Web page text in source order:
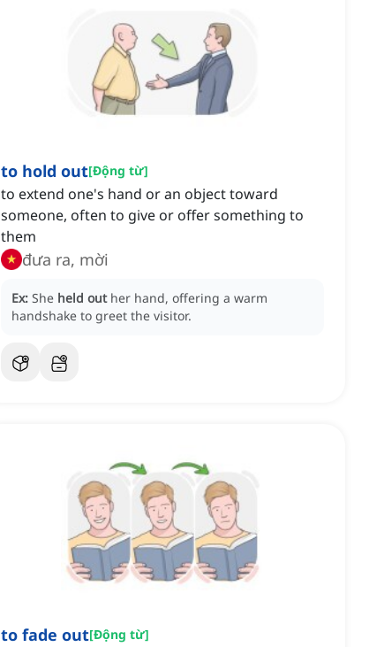
to hold out[Động từ]
to extend one's hand or an object toward
someone, often to give or offer something to
them
đưa ra, mời
Ex: She held out her hand, offering a warm
handshake to greet the visitor.
to fade out[Động từ]